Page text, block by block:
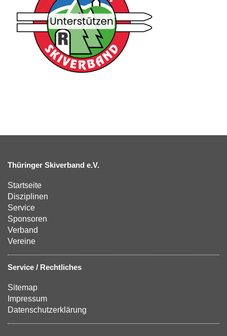
Thüringer Skiverband e.V.
Startseite
Disziplinen
Service
Sponsoren
Verband
Vereine
Service / Rechtliches
Sitemap
Impressum
Datenschutzerklärung